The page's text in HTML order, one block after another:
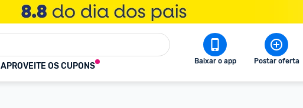
APROVEITE OS CUPONS Baixar o app Postar oferta